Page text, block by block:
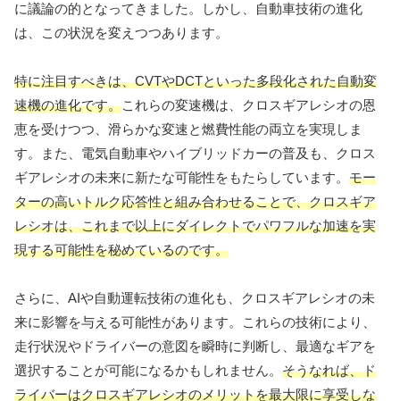
に議論の的となってきました。しかし、自動車技術の進化
は、この状況を変えつつあります。
特に注目すべきは、CVTやDCTといった多段化された自動変
速機の進化です。これらの変速機は、クロスギアレシオの恩
恵を受けつつ、滑らかな変速と燃費性能の両立を実現しま
す。また、電気自動車やハイブリッドカーの普及も、クロス
ギアレシオの未来に新たな可能性をもたらしています。 モー
ターの高いトルク応答性と組み合わせることで、クロスギア
レシオは、これまで以上にダイレクトでパワフルな加速を実
現する可能性を秘めているのです。
さらに、AIや自動運転技術の進化も、クロスギアレシオの未
来に影響を与える可能性があります。これらの技術により、
走行状況やドライバーの意図を瞬時に判断し、最適なギアを
選択することが可能になるかもしれません。 そうなれば、ド
ライバーはクロスギアレシオのメリットを最大限に享受しな